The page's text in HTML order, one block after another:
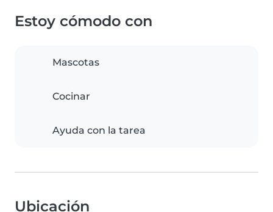
Estoy cómodo con
Mascotas
Cocinar
Ayuda con la tarea
Ubicación